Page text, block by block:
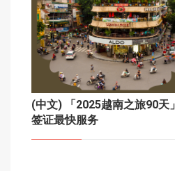
(中文) 「2025越南之旅90天
签证最快服务